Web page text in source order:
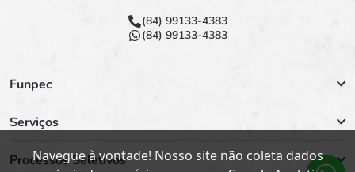
(84) 99133-4383
(84) 99133-4383
Funpec
Serviços
Processos Seletivos
Navegue à vontade! Nosso site não coleta dados